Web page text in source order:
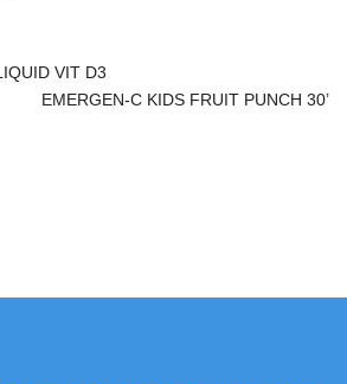
VIT D3
EMERGEN-C KIDS FRUIT PUNCH 30’